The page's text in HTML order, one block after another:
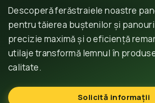
Descoperă ferăstraiele noastre
pentru tăierea buștenilor și
precizie maximă și o eficiență
utilaje transformă lemnul în
calitate.
Solicită informații